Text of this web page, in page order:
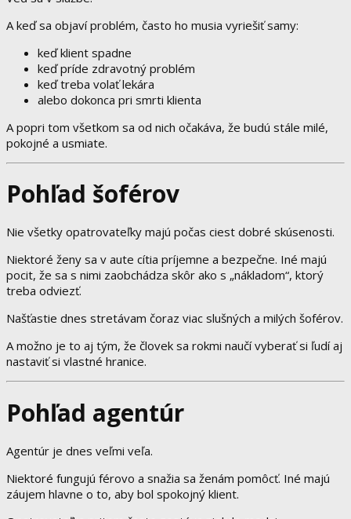
A keď sa objaví problém, často ho musia vyriešiť samy:
keď klient spadne
keď príde zdravotný problém
keď treba volať lekára
alebo dokonca pri smrti klienta
A popri tom všetkom sa od nich očakáva, že budú stále milé,
pokojné a usmiate.
Pohľad šoférov
Nie všetky opatrovateľky majú počas ciest dobré skúsenosti.
Niektoré ženy sa v aute cítia príjemne a bezpečne. Iné majú
pocit, že sa s nimi zaobchádza skôr ako s „nákladom“, ktorý
treba odviezť.
Našťastie dnes stretávam čoraz viac slušných a milých šoférov.
A možno je to aj tým, že človek sa rokmi naučí vyberať si ľudí aj
nastaviť si vlastné hranice.
Pohľad agentúr
Agentúr je dnes veľmi veľa.
Niektoré fungujú férovo a snažia sa ženám pomôcť. Iné majú
záujem hlavne o to, aby bol spokojný klient.